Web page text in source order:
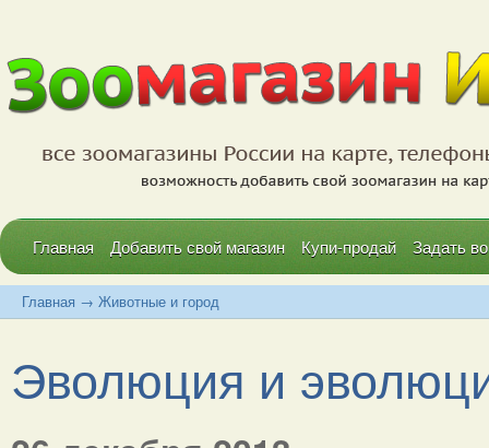
Главная Добавить свой магазин Купи-продай Задать
Главная → Животные и город
Эволюция и